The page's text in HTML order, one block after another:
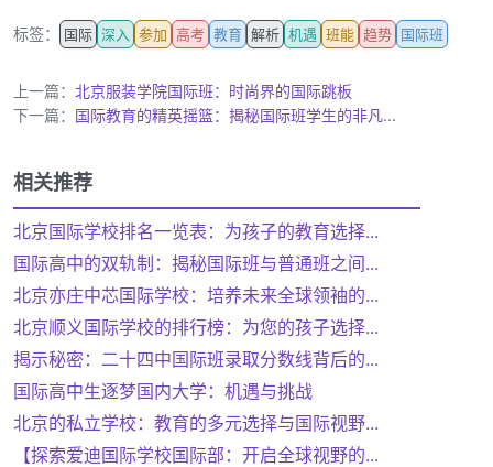
标签： 国际 深入 参加 高考 教育 解析 机遇 班能 趋势 国际班
上一篇： 北京服装学院国际班：时尚界的国际跳板
下一篇： 国际教育的精英摇篮：揭秘国际班学生的非凡...
相关推荐
北京国际学校排名一览表：为孩子的教育选择...
国际高中的双轨制：揭秘国际班与普通班之间...
北京亦庄中芯国际学校：培养未来全球领袖的...
北京顺义国际学校的排行榜：为您的孩子选择...
揭示秘密：二十四中国际班录取分数线背后的...
国际高中生逐梦国内大学：机遇与挑战
北京的私立学校：教育的多元选择与国际视野...
【探索爱迪国际学校国际部：开启全球视野的...